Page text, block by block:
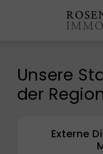
Unsere
der
Externe